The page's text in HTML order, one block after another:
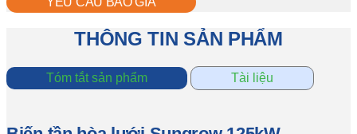
THÔNG TIN SẢN PHẨM
Tóm tắt sản phẩm Tài liệu